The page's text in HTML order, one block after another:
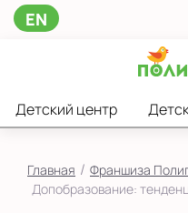
EN
Детский центр
Главная / Франшиза
Допобразование: